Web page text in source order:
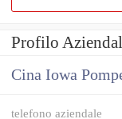
Profilo
Cina Iowa
telefono aziendale